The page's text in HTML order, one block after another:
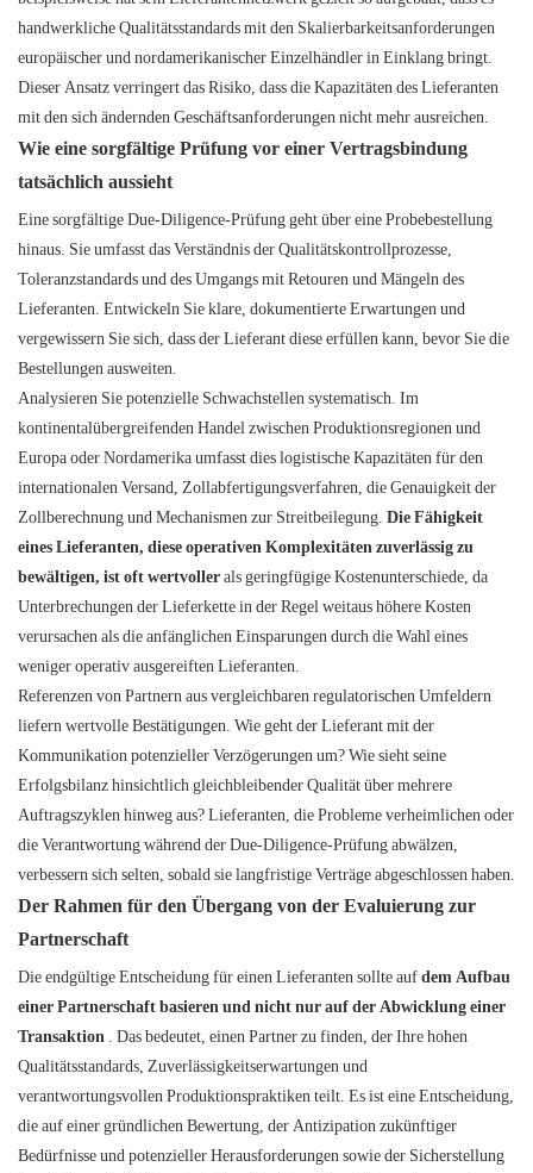
handwerkliche Qualitätsstandards mit den Skalierbarkeitsanforderungen
europäischer und nordamerikanischer Einzelhändler in Einklang bringt.
Dieser Ansatz verringert das Risiko, dass die Kapazitäten des Lieferanten
mit den sich ändernden Geschäftsanforderungen nicht mehr ausreichen.
Wie eine sorgfältige Prüfung vor einer Vertragsbindung
tatsächlich aussieht
Eine sorgfältige Due-Diligence-Prüfung geht über eine Probebestellung
hinaus. Sie umfasst das Verständnis der Qualitätskontrollprozesse,
Toleranzstandards und des Umgangs mit Retouren und Mängeln des
Lieferanten. Entwickeln Sie klare, dokumentierte Erwartungen und
vergewissern Sie sich, dass der Lieferant diese erfüllen kann, bevor Sie die
Bestellungen ausweiten.
Analysieren Sie potenzielle Schwachstellen systematisch. Im
kontinentalübergreifenden Handel zwischen Produktionsregionen und
Europa oder Nordamerika umfasst dies logistische Kapazitäten für den
internationalen Versand, Zollabfertigungsverfahren, die Genauigkeit der
Zollberechnung und Mechanismen zur Streitbeilegung. Die Fähigkeit
eines Lieferanten, diese operativen Komplexitäten zuverlässig zu
bewältigen, ist oft wertvollerals geringfügige Kostenunterschiede, da
Unterbrechungen der Lieferkette in der Regel weitaus höhere Kosten
verursachen als die anfänglichen Einsparungen durch die Wahl eines
weniger operativ ausgereiften Lieferanten.
Referenzen von Partnern aus vergleichbaren regulatorischen Umfeldern
liefern wertvolle Bestätigungen. Wie geht der Lieferant mit der
Kommunikation potenzieller Verzögerungen um? Wie sieht seine
Erfolgsbilanz hinsichtlich gleichbleibender Qualität über mehrere
Auftragszyklen hinweg aus? Lieferanten, die Probleme verheimlichen oder
die Verantwortung während der Due-Diligence-Prüfung abwälzen,
verbessern sich selten, sobald sie langfristige Verträge abgeschlossen haben.
Der Rahmen für den Übergang von der Evaluierung zur
Partnerschaft
Die endgültige Entscheidung für einen Lieferanten sollte aufdem Aufbau
einer Partnerschaft basieren und nicht nur auf der Abwicklung einer
Transaktion . Das bedeutet, einen Partner zu finden, der Ihre hohen
Qualitätsstandards, Zuverlässigkeitserwartungen und
verantwortungsvollen Produktionspraktiken teilt. Es ist eine Entscheidung,
die auf einer gründlichen Bewertung, der Antizipation zukünftiger
Bedürfnisse und potenzieller Herausforderungen sowie der Sicherstellung